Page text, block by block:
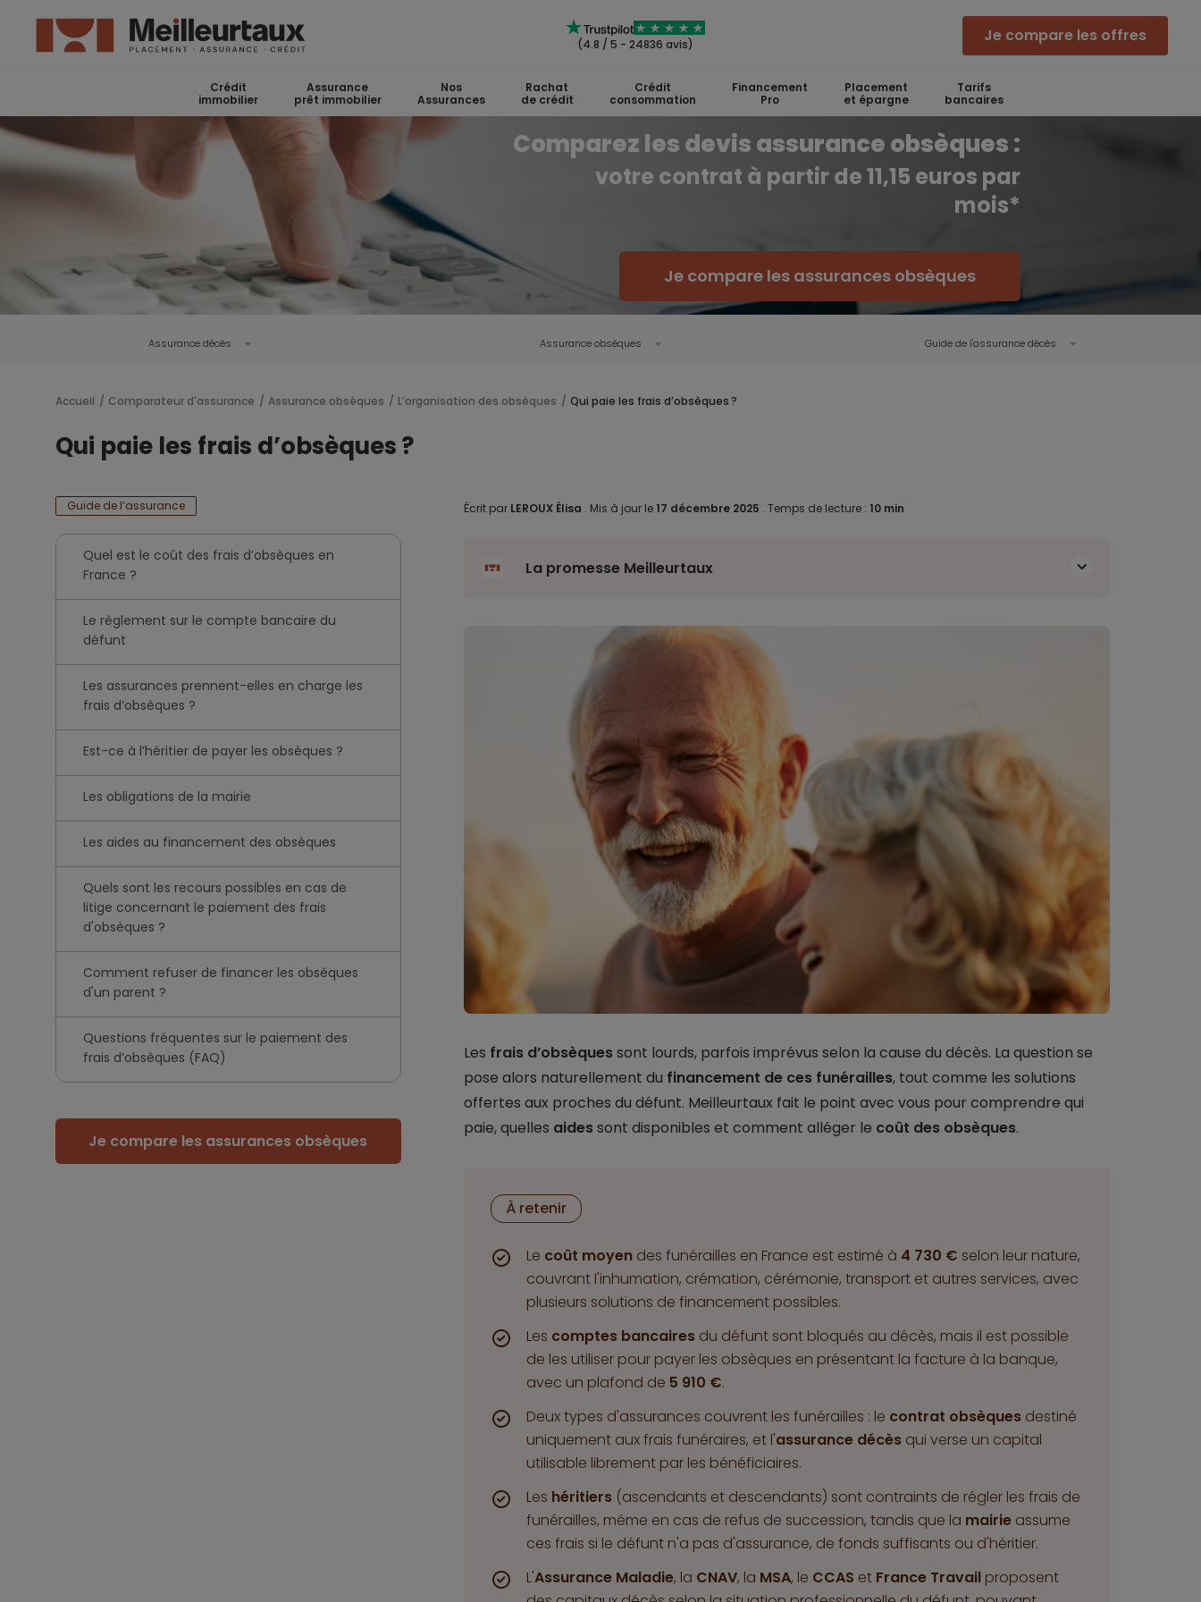
(4.8 / 5 - 24836 avis) Je compare les offres
Crédit
immobilier
Assurance
prêt immobilier
Nos
Assurances
Rachat
de crédit
Crédit
consommation
Financement
Pro
Placement
et épargne
Tarifs
bancaires
Comparez les devis assurance obsèques :
votre contrat à partir de 11,15 euros par
mois*
Je compare les assurances obsèques
Assurance décès Assurance obsèques Guide de l'assurance décès
Accueil Comparateur d'assurance Assurance obsèques L’organisation des obsèques Qui paie les frais d’obsèques ?
Qui paie les frais d’obsèques ?
Guide de l’assurance
Quel est le coût des frais d’obsèques en
France ?
Le règlement sur le compte bancaire du
défunt
Les assurances prennent-elles en charge les
frais d’obsèques ?
Est-ce à l’héritier de payer les obsèques ?
Les obligations de la mairie
Les aides au financement des obsèques
Quels sont les recours possibles en cas de
litige concernant le paiement des frais
d'obsèques ?
Comment refuser de financer les obsèques
d'un parent ?
Questions fréquentes sur le paiement des
frais d’obsèques (FAQ)
Je compare les assurances obsèques
Écrit par LEROUX Élisa . Mis à jour le 17 décembre 2025 . Temps de lecture : 10 min
La promesse Meilleurtaux
Les frais d’obsèquessont lourds, parfois imprévus selon la cause du décès. La question se
pose alors naturellement du financement de ces funérailles, tout comme les solutions
offertes aux proches du défunt. Meilleurtaux fait le point avec vous pour comprendre qui
paie, quelles aidessont disponibles et comment alléger le coût des obsèques.
À retenir
Le coût moyendes funérailles en France est estimé à 4 730 € selon leur nature,
couvrant l'inhumation, crémation, cérémonie, transport et autres services, avec
plusieurs solutions de financement possibles.
Les comptes bancairesdu défunt sont bloqués au décès, mais il est possible
de les utiliser pour payer les obsèques en présentant la facture à la banque,
avec un plafond de 5 910 €.
Deux types d'assurances couvrent les funérailles : le contrat obsèquesdestiné
uniquement aux frais funéraires, et l'assurance décèsqui verse un capital
utilisable librement par les bénéficiaires.
Les héritiers(ascendants et descendants) sont contraints de régler les frais de
funérailles, même en cas de refus de succession, tandis que la mairieassume
ces frais si le défunt n'a pas d'assurance, de fonds suffisants ou d'héritier.
L'Assurance Maladie, la CNAV, la MSA, le CCAS et France Travailproposent